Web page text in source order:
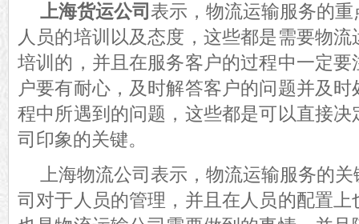
上海货运公司表示，物流运输服务的
人员的培训以及态度，这些都是需要物
培训的，并且在服务客户的过程中一定
户要有耐心，及时解答客户的问题并及
程中所遇到的问题，这些都是可以直接
司印象的关键。
上海物流公司表示，物流运输服务的
司对于人员的管理，并且在人员的配置